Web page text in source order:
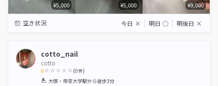
¥5,000 ¥5,000 ¥9,000
空き状況 今日 × 明日 ◯ 明後日 ×
cotto_nail
cotto
0
1 2 3
4 5
(0件)
大塚・帝京大学駅から徒歩3分